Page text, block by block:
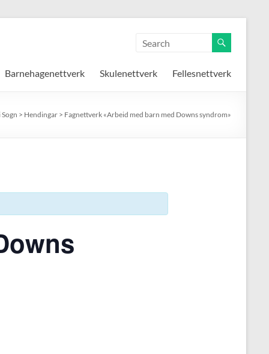
Barnehagenettverk Skulenettverk Fellesnettverk
> Hendingar > Fagnettverk «Arbeid med barn med Downs syndrom»